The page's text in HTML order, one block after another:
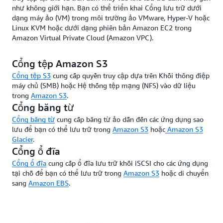
như không giới hạn. Bạn có thể triển khai Cổng lưu trữ dưới
dạng máy ảo (VM) trong môi trường ảo VMware, Hyper-V hoặc
Linux KVM hoặc dưới dạng phiên bản Amazon EC2 trong
Amazon Virtual Private Cloud (Amazon VPC).
Cổng tệp Amazon S3
Cổng tệp S3 cung cấp quyền truy cập dựa trên Khối thông điệp
máy chủ (SMB) hoặc Hệ thống tệp mạng (NFS) vào dữ liệu
trong Amazon S3.
Cổng băng từ
Cổng băng từ cung cấp băng từ ảo dẫn đến các ứng dụng sao
lưu để bạn có thể lưu trữ trong Amazon S3 hoặc Amazon S3
Glacier.
Cổng ổ đĩa
Cổng ổ đĩa cung cấp ổ đĩa lưu trữ khối iSCSI cho các ứng dụng
tại chỗ để bạn có thể lưu trữ trong Amazon S3 hoặc di chuyển
sang Amazon EBS.